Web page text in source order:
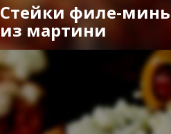
Стейки филе-
из мартини